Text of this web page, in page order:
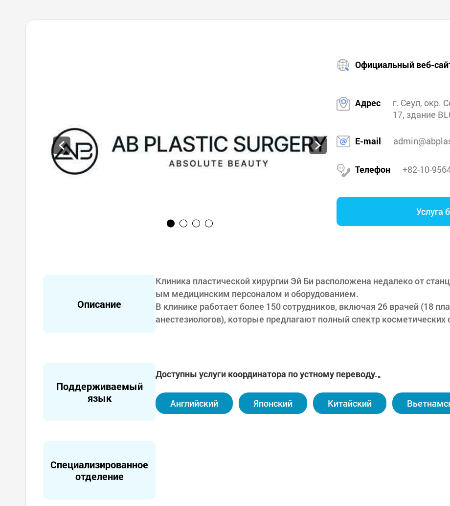
Официальный веб-
Адрес
г. Сеул, окр.
17, здание
E-mail
Телефон +82-10-
Услуга
Описание
Клиника пластической хирургии Эй Би расположена недалеко от
ым медицинским персоналом и оборудованием.
В клинике работает более 150 сотрудников, включая 26 врачей (18
анестезиологов), которые предлагают полный спектр
й. Кроме того, клиника находится на передовом рубеже технологий,
Площадь клиники пластической хирургии Эй Би составляет 650
ных залов - 18. Операционные оснащены технологиями и
сть которых является главным приоритетом. Клиника располагает
ия всех необходимых исследований, включая анализы крови,
Поддерживаемый
язык
Доступны услуги координатора по устному переводу.。
Английский Японский Китайский
Специализированное
отделение